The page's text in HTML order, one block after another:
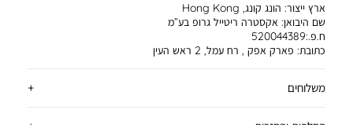
משלוחים
ארץ ייצור: הונג קונג, Hong Kong
שם היבואן: אקסטרה ריטייל גרופ בע”מ
ח.פ.:520044389
כתובת: פארק אפק , רח עמל, 2 ראש העין